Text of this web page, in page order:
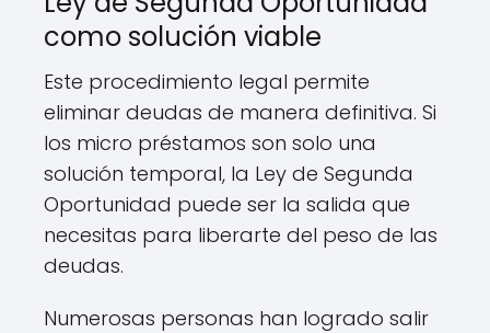
como solución viable
Este procedimiento legal permite
eliminar deudas de manera definitiva. Si
los micro préstamos son solo una
solución temporal, la Ley de Segunda
Oportunidad puede ser la salida que
necesitas para liberarte del peso de las
deudas.
Numerosas personas han logrado salir